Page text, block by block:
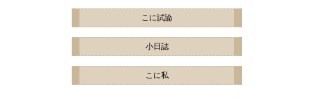
こに試論
小日誌
こに私